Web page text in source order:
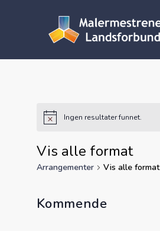
Ingen resultater funnet.
Vis alle format
Arrangementer Vis alle format
Kommende